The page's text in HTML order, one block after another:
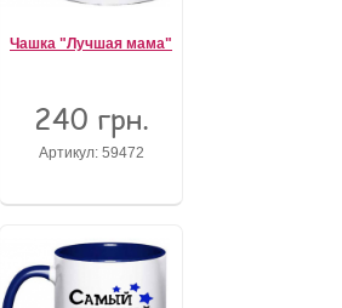
Чашка "Лучшая мама"
240 грн.
Артикул: 59472